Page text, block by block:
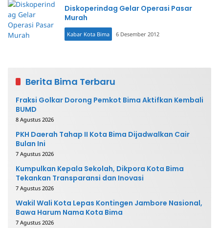
Diskoperindag Gelar Operasi Pasar
Murah
Kabar Kota Bima 6 Desember 2012
Berita Bima Terbaru
Fraksi Golkar Dorong Pemkot Bima Aktifkan Kembali
BUMD
8 Agustus 2026
PKH Daerah Tahap II Kota Bima Dijadwalkan Cair
Bulan Ini
7 Agustus 2026
Kumpulkan Kepala Sekolah, Dikpora Kota Bima
Tekankan Transparansi dan Inovasi
7 Agustus 2026
Wakil Wali Kota Lepas Kontingen Jambore Nasional,
Bawa Harum Nama Kota Bima
7 Agustus 2026